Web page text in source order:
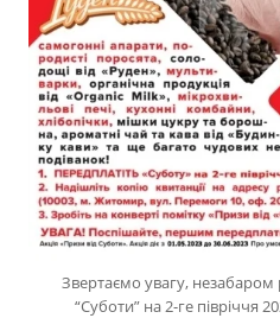
Звертаємо увагу,
“Суботи” на 2-ге півріччя